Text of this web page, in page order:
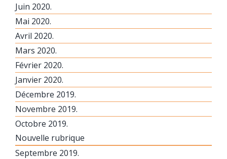
Juin 2020.
Mai 2020.
Avril 2020.
Mars 2020.
Février 2020.
Janvier 2020.
Décembre 2019.
Novembre 2019.
Octobre 2019.
Nouvelle rubrique
Septembre 2019.